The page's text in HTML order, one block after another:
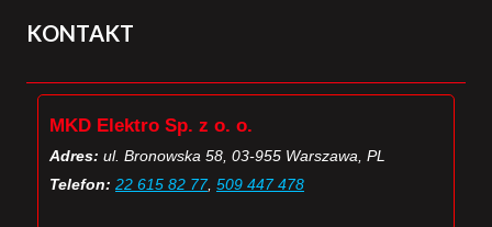
KONTAKT
MKD Elektro Sp. z o. o.
Adres: ul. Bronowska 58, 03-955 Warszawa, PL
Telefon: 22 615 82 77, 509 447 478